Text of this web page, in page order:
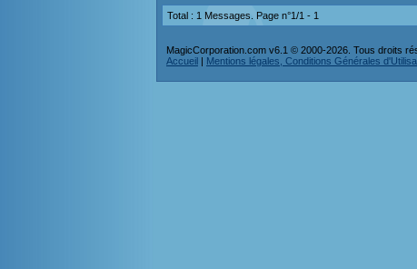
Total : 1 Messages. Page n°1/1 - 1
MagicCorporation.com v6.1 © 2000-2026. Tous droits
Accueil | Mentions légales, Conditions Générales